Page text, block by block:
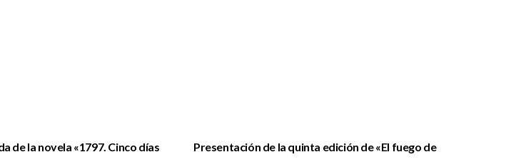
de la novela «1797. Cinco días
Presentación de la quinta edición de «El fuego de